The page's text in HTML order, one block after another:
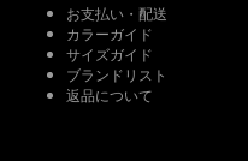
お支払い・配送
カラーガイド
サイズガイド
ブランドリスト
返品について